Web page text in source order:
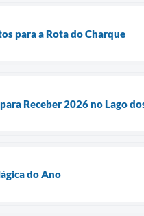
para a Rota do Charque
Receber 2026 no Lago
do Ano